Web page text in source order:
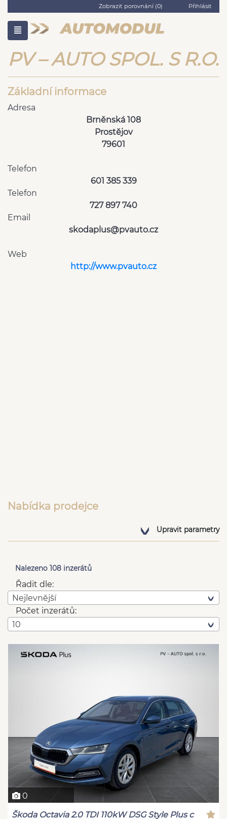
Zobrazit porovnání (0) Přihlásit
PV – AUTO SPOL. S R.O.
Základní informace
Adresa
Brněnská 108
Prostějov
79601
Telefon
601 385 339
Telefon
727 897 740
Email
skodaplus@pvauto.cz
Web
http://www.pvauto.cz
Nabídka prodejce
Upravit parametry
Nalezeno 108 inzerátů
Řadit dle:
Nejlevnější
Počet inzerátů:
10
0
Škoda Octavia 2.0 TDI 110kW DSG Style Plus c